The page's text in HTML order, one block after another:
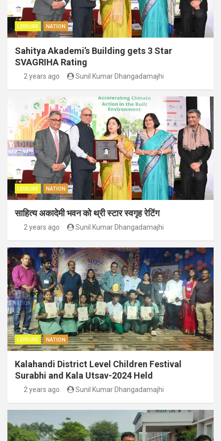
LEISURE NATION
Sahitya Akademi’s Building gets 3 Star
SVAGRIHA Rating
2 years ago Sunil Kumar Dhangadamajhi
LEISURE NATION
साहित्य अकादेमी भवन को थ्री स्टार स्वगृह रेटिंग
2 years ago Sunil Kumar Dhangadamajhi
LEISURE NATION
Kalahandi District Level Children Festival
Surabhi and Kala Utsav-2024 Held
2 years ago Sunil Kumar Dhangadamajhi